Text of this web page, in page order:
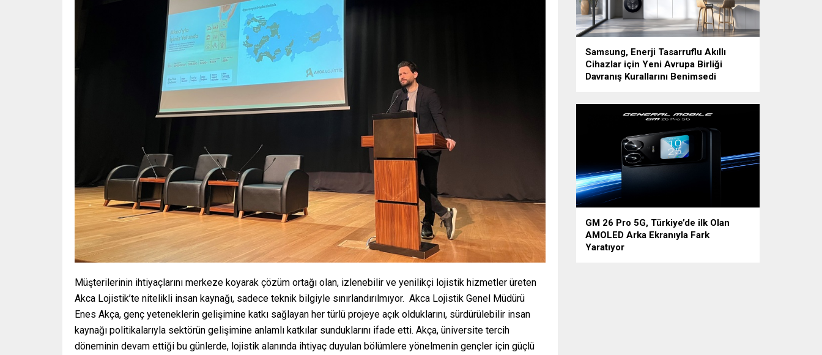
Müşterilerinin ihtiyaçlarını merkeze koyarak çözüm ortağı olan, izlenebilir ve yenilikçi lojistik hizmetler üreten
Akca Lojistik’te nitelikli insan kaynağı, sadece teknik bilgiyle sınırlandırılmıyor. Akca Lojistik Genel Müdürü
Enes Akça, genç yeteneklerin gelişimine katkı sağlayan her türlü projeye açık olduklarını, sürdürülebilir insan
kaynağı politikalarıyla sektörün gelişimine anlamlı katkılar sunduklarını ifade etti. Akça, üniversite tercih
döneminin devam ettiği bu günlerde, lojistik alanında ihtiyaç duyulan bölümlere yönelmenin gençler için güçlü
Samsung, Enerji Tasarruflu Akıllı
Cihazlar için Yeni Avrupa Birliği
Davranış Kurallarını Benimsedi
GM 26 Pro 5G, Türkiye’de ilk Olan
AMOLED Arka Ekranıyla Fark
Yaratıyor